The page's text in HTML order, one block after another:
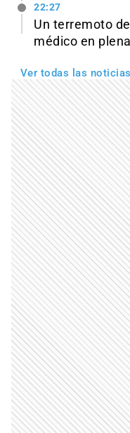
22:27
Un terremoto
médico en
Ver todas las noticias